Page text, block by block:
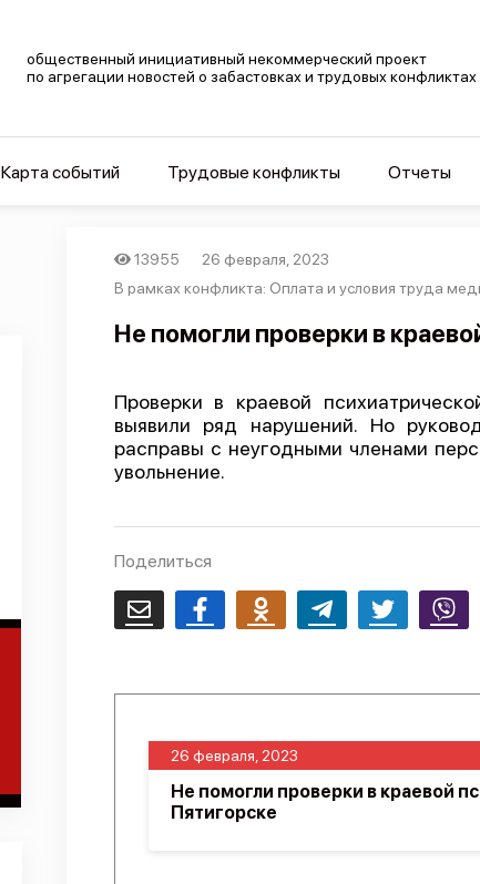
общественный инициативный некоммерческий проект
по агрегации новостей о забастовках и трудовых конфликтах
Карта событий Трудовые конфликты Отчеты
13955
26 февраля, 2023
В рамках конфликта: Оплата и условия труда
Не помогли проверки в
Проверки в краевой
выявили ряд нарушений. Но
расправы с неугодными членами
увольнение.
Поделиться
Email FacebookOdnoklassnikiTelegram Twitter Viber
26 февраля, 2023
Не помогли проверки в краевой
Пятигорске